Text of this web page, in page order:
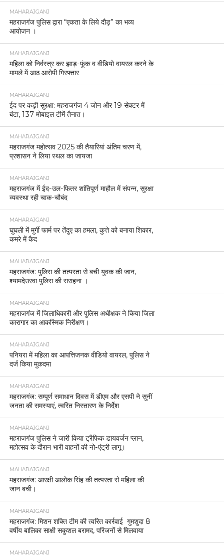
MAHARAJGANJ
महराजगंज पुलिस द्वारा “एकता के लिये दौड़” का भव्य
आयोजन ।
MAHARAJGANJ
महिला को निर्वस्त्र कर झाड़-फूंक व वीडियो वायरल करने के
मामले में आठ आरोपी गिरफ्तार
MAHARAJGANJ
ईद पर कड़ी सुरक्षा: महराजगंज 4 जोन और 19 सेक्टर में
बंटा, 137 मोबाइल टीमें तैनात।
MAHARAJGANJ
महराजगंज महोत्सव 2025 की तैयारियां अंतिम चरण में,
प्रशासन ने लिया स्थल का जायजा
MAHARAJGANJ
महराजगंज में ईद-उल-फितर शांतिपूर्ण माहौल में संपन्न, सुरक्षा
व्यवस्था रही चाक-चौबंद
MAHARAJGANJ
घुघली में मुर्गी फार्म पर तेंदुए का हमला, कुत्ते को बनाया शिकार,
कमरे में कैद
MAHARAJGANJ
महराजगंज: पुलिस की तत्परता से बची युवक की जान,
श्यामदेउरवा पुलिस की सराहना ।
MAHARAJGANJ
महराजगंज में जिलाधिकारी और पुलिस अधीक्षक ने किया जिला
कारागार का आकस्मिक निरीक्षण।
MAHARAJGANJ
पनियरा में महिला का आपत्तिजनक वीडियो वायरल, पुलिस ने
दर्ज किया मुकदमा
MAHARAJGANJ
महराजगंज: सम्पूर्ण समाधान दिवस में डीएम और एसपी ने सुनीं
जनता की समस्याएं, त्वरित निस्तारण के निर्देश
MAHARAJGANJ
महराजगंज पुलिस ने जारी किया ट्रैफिक डायवर्जन प्लान,
महोत्सव के दौरान भारी वाहनों की नो-एंट्री लागू।
MAHARAJGANJ
महराजगंज: आरक्षी आलोक सिंह की तत्परता से महिला की
जान बची।
MAHARAJGANJ
महराजगंज: मिशन शक्ति टीम की त्वरित कार्रवाई गुमशुदा 8
वर्षीय बालिका साक्षी सकुशल बरामद, परिजनों से मिलवाया
MAHARAJGANJ